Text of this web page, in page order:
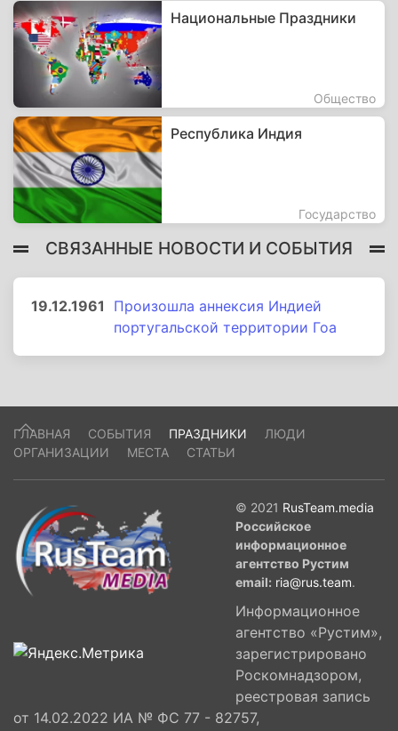
Национальные Праздники
Общество
Республика Индия
Государство
СВЯЗАННЫЕ НОВОСТИ И СОБЫТИЯ
19.12.1961
Произошла аннексия Индией
португальской территории Гоа
ГЛАВНАЯ СОБЫТИЯ ПРАЗДНИКИ
ЛЮДИ
ОРГАНИЗАЦИИ
МЕСТА СТАТЬИ
© 2021 RusTeam.media
Российское
информационное
агентство Рустим
email: ria@rus.team.
Информационное
агентство «Рустим»,
зарегистрировано
Роскомнадзором,
реестровая запись
от 14.02.2022 ИА № ФС 77 - 82757,